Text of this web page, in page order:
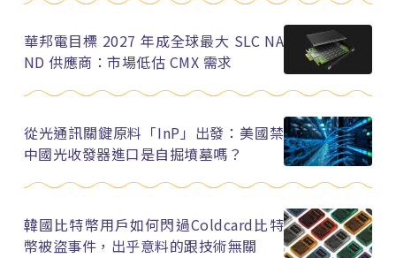
華邦電目標 2027 年成全球最大 SLC NA
ND 供應商：市場低估 CMX 需求
從光通訊關鍵原料「InP」出發：美國禁
中國光收發器進口是自掘墳墓嗎？
韓國比特幣用戶如何閃過Coldcard比特
幣被盜事件，出乎意料的跟技術無關